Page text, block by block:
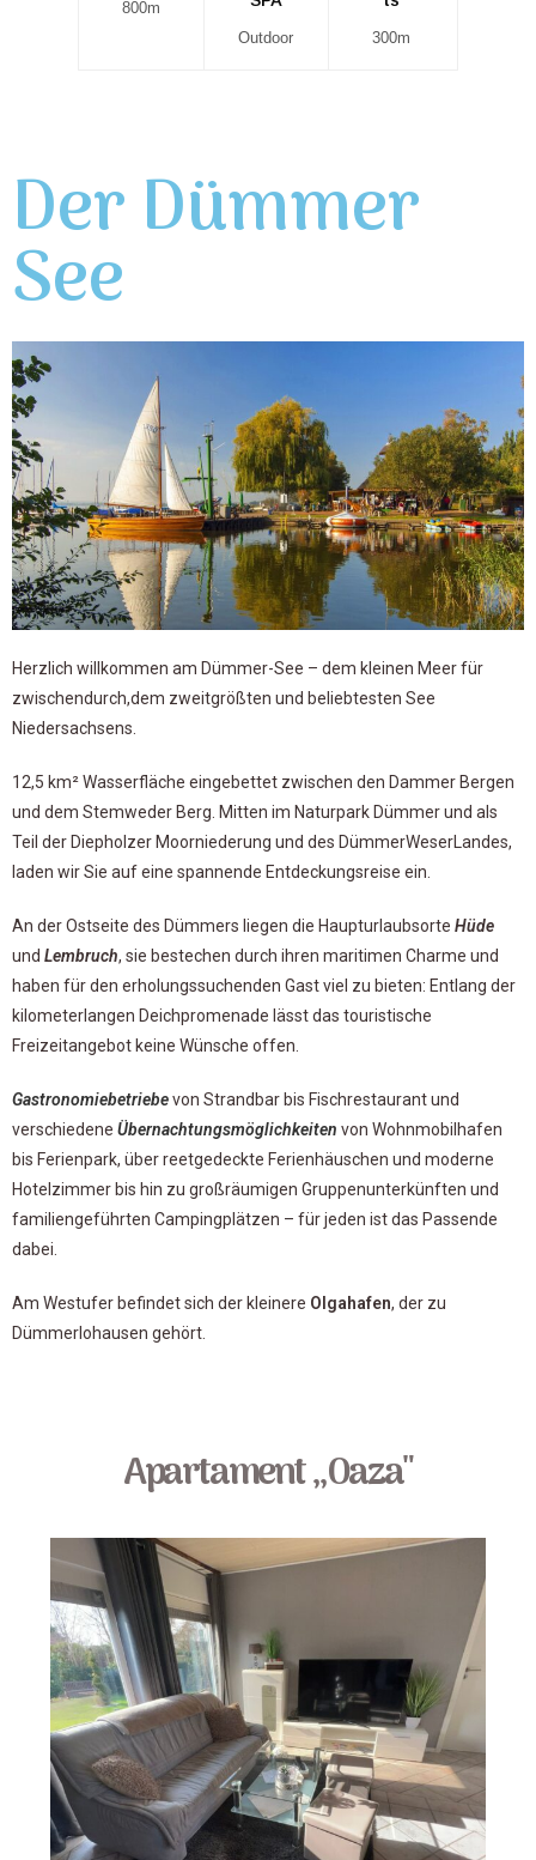
800m
Outdoor 300m
Der Dümmer
See
Herzlich willkommen am Dümmer-See – dem kleinen Meer für
zwischendurch,dem zweitgrößten und beliebtesten See
Niedersachsens.
12,5 km² Wasserfläche eingebettet zwischen den Dammer Bergen
und dem Stemweder Berg. Mitten im Naturpark Dümmer und als
Teil der Diepholzer Moorniederung und des DümmerWeserLandes,
laden wir Sie auf eine spannende Entdeckungsreise ein.
An der Ostseite des Dümmers liegen die Haupturlaubsorte Hüde
und Lembruch, sie bestechen durch ihren maritimen Charme und
haben für den erholungssuchenden Gast viel zu bieten: Entlang der
kilometerlangen Deichpromenade lässt das touristische
Freizeitangebot keine Wünsche offen.
Gastronomiebetriebevon Strandbar bis Fischrestaurant und
verschiedene Übernachtungsmöglichkeiten von Wohnmobilhafen
bis Ferienpark, über reetgedeckte Ferienhäuschen und moderne
Hotelzimmer bis hin zu großräumigen Gruppenunterkünften und
familiengeführten Campingplätzen – für jeden ist das Passende
dabei.
Am Westufer befindet sich der kleinere Olgahafen, der zu
Dümmerlohausen gehört.
Apartament ,,Oaza"